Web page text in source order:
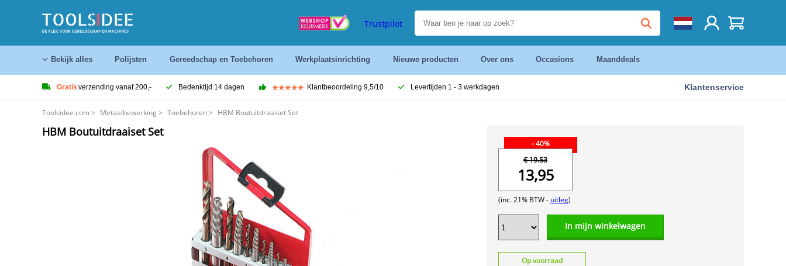
Trustpilot
Bekijk alles Polijsten Gereedschap en Toebehoren Werkplaatsinrichting Nieuwe producten Over ons Occasions Maanddeals
Gratis verzending vanaf 200,- Bedenktijd 14 dagen Klantbeoordeling 9,5/10 Levertijden 1 - 3 werkdagen Klantenservice
Toolsidee.com > Metaalbewerking > Toebehoren> HBM Boutuitdraaiset Set
HBM Boutuitdraaiset Set
- 40%
€ 19.53
13,95
(inc. 21% BTW - uitleg)
In mijn winkelwagen
Op voorraad